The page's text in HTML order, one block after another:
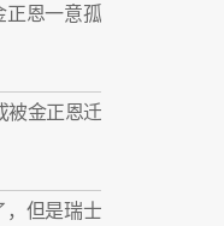
正恩一意孤
被金正恩迁
，但是瑞士